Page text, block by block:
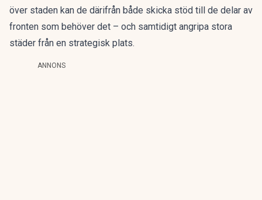
över staden kan de därifrån både skicka stöd till de delar av
fronten som behöver det – och samtidigt angripa stora
städer från en strategisk plats.
ANNONS